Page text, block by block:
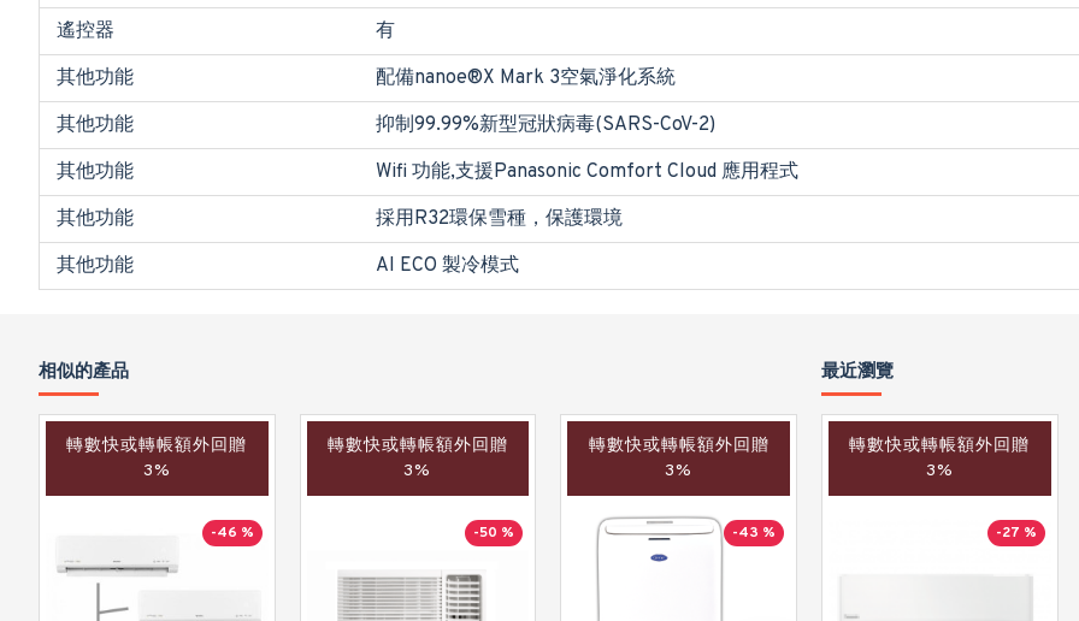
遙控器
有
其他功能
配備nanoe®X Mark 3空氣淨化系統
其他功能
抑制99.99%新型冠狀病毒(SARS-CoV-2)
其他功能
Wifi 功能,支援Panasonic Comfort Cloud 應用程式
其他功能
採用R32環保雪種，保護環境
其他功能
AI ECO 製冷模式
相似的產品
轉數快或轉帳額外回贈
3%
-46 %
轉數快或轉帳額外回贈
3%
-50 %
轉數快或轉帳額外回贈
3%
-43 %
轉數快或轉帳額外回贈
3%
-40 %
最近瀏覽
轉數快或轉帳額外回贈
3%
-27 %